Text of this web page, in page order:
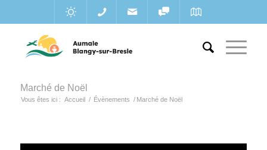
Marché de Noël
Vous êtes ici : Accueil / Évènements / Marché de Noël